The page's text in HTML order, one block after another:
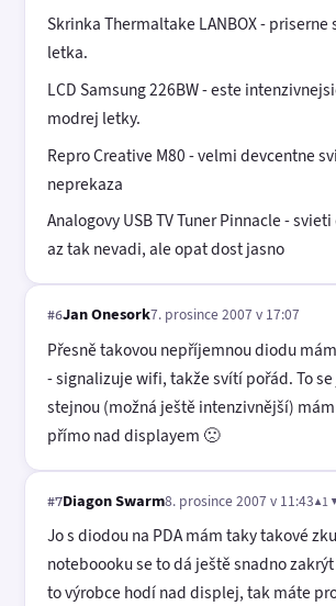
Skrinka Thermaltake LANBOX - priserne
letka.
LCD Samsung 226BW - este
modrej letky.
Repro Creative M80 - velmi devcentne
neprekaza
Analogovy USB TV Tuner Pinnacle -
az tak nevadi, ale opat dost jasno
#6Jan Onesork7. prosince 2007 v 17:07
Přesně takovou nepříjemnou diodu
- signalizuje wifi, takže svítí pořád. To
stejnou (možná ještě intenzivnější) mám
přímo nad displayem 🙁
#7Diagon Swarm8. prosince 2007 v 11:43▲1
Jo s diodou na PDA mám taky takové
noteboooku se to dá ještě snadno
to výrobce hodí nad displej, tak máte